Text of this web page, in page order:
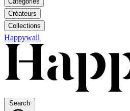
Créateurs
Collections
Happywall
Search